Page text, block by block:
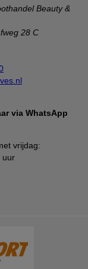
Beauty &
28 C
via WhatsApp
vrijdag:
uur